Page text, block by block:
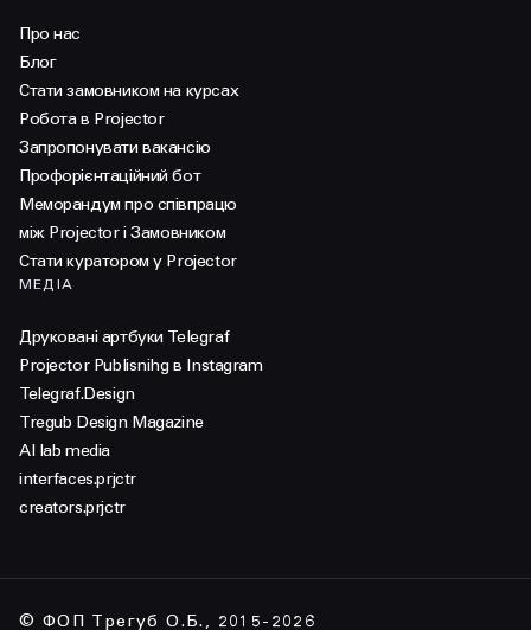
Про нас
Блог
Стати замовником на курсах
Робота в Projector
Запропонувати вакансію
Профорієнтаційний бот
Меморандум про співпрацю
між Projector і Замовником
Стати куратором у Projector
МЕДІА
Друковані артбуки Telegraf
Projector Publisnihg в Instagram
Telegraf.Design
Tregub Design Magazine
AI lab media
interfaces.prjctr
creators.prjctr
© ФОП Трегуб О.Б., 2015-2026